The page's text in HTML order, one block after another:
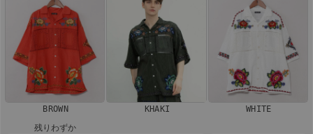
BROWN
残りわずか
KHAKI WHITE